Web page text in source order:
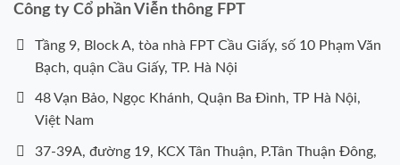
Công ty Cổ phần Viễn thông FPT
Tầng 9, Block A, tòa nhà FPT Cầu Giấy, số 10 Phạm Văn
Bạch, quận Cầu Giấy, TP. Hà Nội
48 Vạn Bảo, Ngọc Khánh, Quận Ba Đình, TP Hà Nội,
Việt Nam
37-39A, đường 19, KCX Tân Thuận, P.Tân Thuận Đông,